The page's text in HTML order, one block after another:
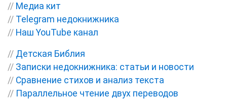
// Медиа кит
// Telegram недокнижника
// Наш YouTube канал
// Детская Библия
// Записки недокнижника: статьи и новости
// Сравнение стихов и анализ текста
// Параллельное чтение двух переводов